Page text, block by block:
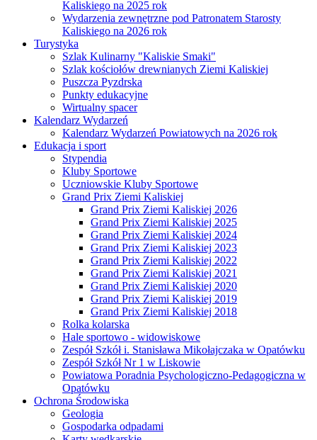
Kaliskiego na 2025 rok
Wydarzenia zewnętrzne pod Patronatem Starosty
Kaliskiego na 2026 rok
Turystyka
Szlak Kulinarny "Kaliskie Smaki"
Szlak kościołów drewnianych Ziemi Kaliskiej
Puszcza Pyzdrska
Punkty edukacyjne
Wirtualny spacer
Kalendarz Wydarzeń
Kalendarz Wydarzeń Powiatowych na 2026 rok
Edukacja i sport
Stypendia
Kluby Sportowe
Uczniowskie Kluby Sportowe
Grand Prix Ziemi Kaliskiej
Grand Prix Ziemi Kaliskiej 2026
Grand Prix Ziemi Kaliskiej 2025
Grand Prix Ziemi Kaliskiej 2024
Grand Prix Ziemi Kaliskiej 2023
Grand Prix Ziemi Kaliskiej 2022
Grand Prix Ziemi Kaliskiej 2021
Grand Prix Ziemi Kaliskiej 2020
Grand Prix Ziemi Kaliskiej 2019
Grand Prix Ziemi Kaliskiej 2018
Rolka kolarska
Hale sportowo - widowiskowe
Zespół Szkół i. Stanisława Mikołajczaka w Opatówku
Zespół Szkół Nr 1 w Liskowie
Powiatowa Poradnia Psychologiczno-Pedagogiczna w
Opatówku
Ochrona Środowiska
Geologia
Gospodarka odpadami